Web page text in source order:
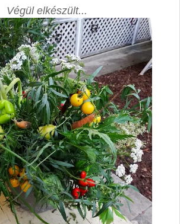
Végül elkészült...